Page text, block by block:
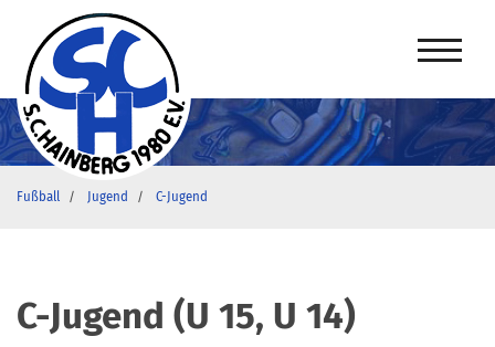
Fußball Jugend C-Jugend
C-Jugend (U 15, U 14)